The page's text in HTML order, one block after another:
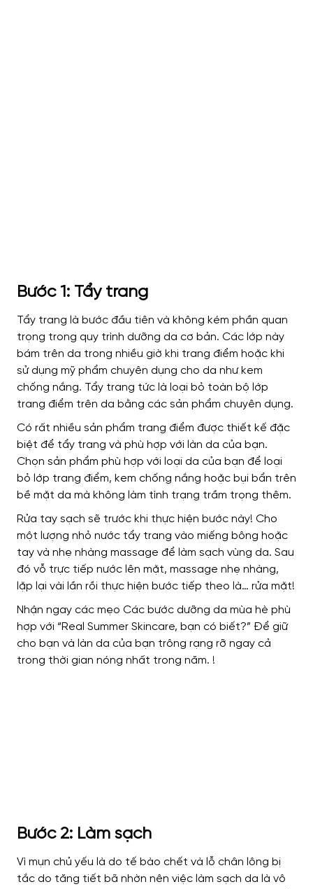
Bước 1: Tẩy trang
Tẩy trang là bước đầu tiên và không kém phần quan
trọng trong quy trình dưỡng da cơ bản. Các lớp này
bám trên da trong nhiều giờ khi trang điểm hoặc khi
sử dụng mỹ phẩm chuyên dụng cho da như kem
chống nắng. Tẩy trang tức là loại bỏ toàn bộ lớp
trang điểm trên da bằng các sản phẩm chuyên dụng.
Có rất nhiều sản phẩm trang điểm được thiết kế đặc
biệt để tẩy trang và phù hợp với làn da của bạn.
Chọn sản phẩm phù hợp với loại da của bạn để loại
bỏ lớp trang điểm, kem chống nắng hoặc bụi bẩn trên
bề mặt da mà không làm tình trạng trầm trọng thêm.
Rửa tay sạch sẽ trước khi thực hiện bước này! Cho
một lượng nhỏ nước tẩy trang vào miếng bông hoặc
tay và nhẹ nhàng massage để làm sạch vùng da. Sau
đó vỗ trực tiếp nước lên mặt, massage nhẹ nhàng,
lặp lại vài lần rồi thực hiện bước tiếp theo là… rửa mặt!
Nhận ngay các mẹo Các bước dưỡng da mùa hè phù
hợp với “Real Summer Skincare, bạn có biết?” Để giữ
cho bạn và làn da của bạn trông rạng rỡ ngay cả
trong thời gian nóng nhất trong năm. !
Bước 2: Làm sạch
Vì mụn chủ yếu là do tế bào chết và lỗ chân lông bị
tắc do tăng tiết bã nhờn nên việc làm sạch da là vô